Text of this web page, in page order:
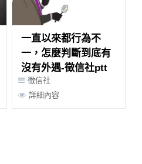
一直以來都行為不
一，怎麼判斷到底有
沒有外遇-徵信社ptt
徵信社
詳細內容